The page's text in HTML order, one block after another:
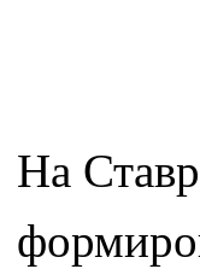
На